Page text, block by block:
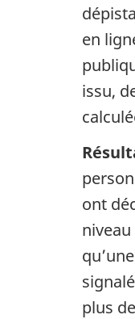
en
issu,
ont
plus